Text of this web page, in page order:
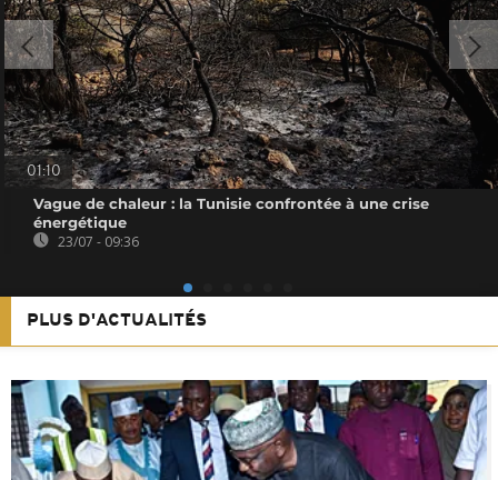
01:10
Vague de chaleur : la Tunisie confrontée à une crise
énergétique
23/07 - 09:36
PLUS D'ACTUALITÉS